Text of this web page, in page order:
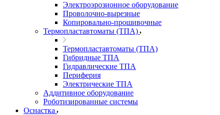
Электроэрозионное оборудование
Проволочно-вырезные
Копировально-прошивочные
Термопластавтоматы (ТПА)
Термопластавтоматы (ТПА)
Гибридные ТПА
Гидравлические ТПА
Периферия
Электрические ТПА
Аддитивное оборудование
Роботизированные системы
Оснастка